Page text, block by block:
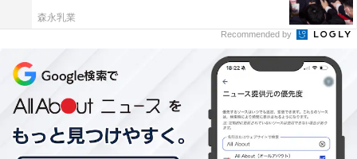
森永乳業
Recommended by